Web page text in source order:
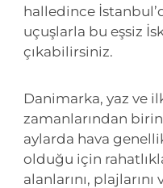
halledince
uçuşlarla bu eşsiz
çıkabilirsiniz.
Danimarka, yaz ve
zamanlarından
aylarda hava
olduğu için
alanlarını,